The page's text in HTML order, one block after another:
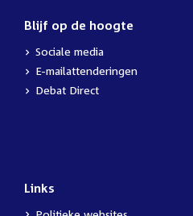
Blijf op de hoogte
Sociale media
E-mailattenderingen
Debat Direct
Links